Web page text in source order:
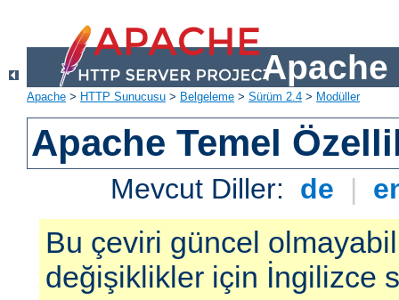
Apache
Apache > HTTP Sunucusu > Belgeleme > Sürüm 2.4 > Modüller
Apache Temel
Mevcut Diller: de |
Bu çeviri güncel
değişiklikler için İngilizce